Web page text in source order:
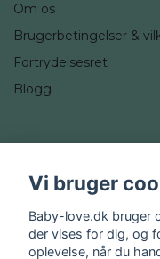
Om os
Brugerbetingelser &
Fortrydelsesret
Blogg
Instagram
Vi bruger
Baby-love.dk bruger
der vises for dig, og
oplevelse, når du